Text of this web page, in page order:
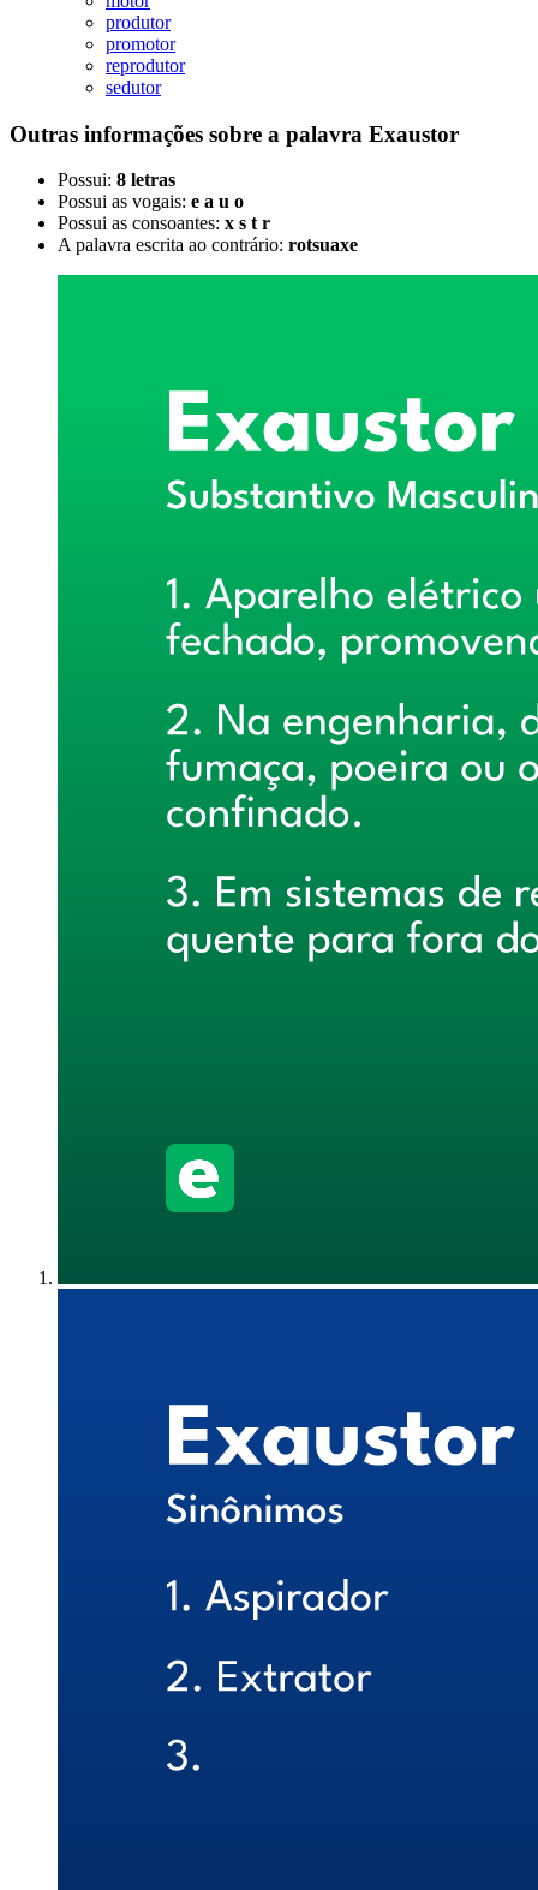
produtor
promotor
reprodutor
sedutor
Outras informações sobre a palavra Exaustor
Possui: 8 letras
Possui as vogais: e a u o
Possui as consoantes: x s t r
A palavra escrita ao contrário: rotsuaxe